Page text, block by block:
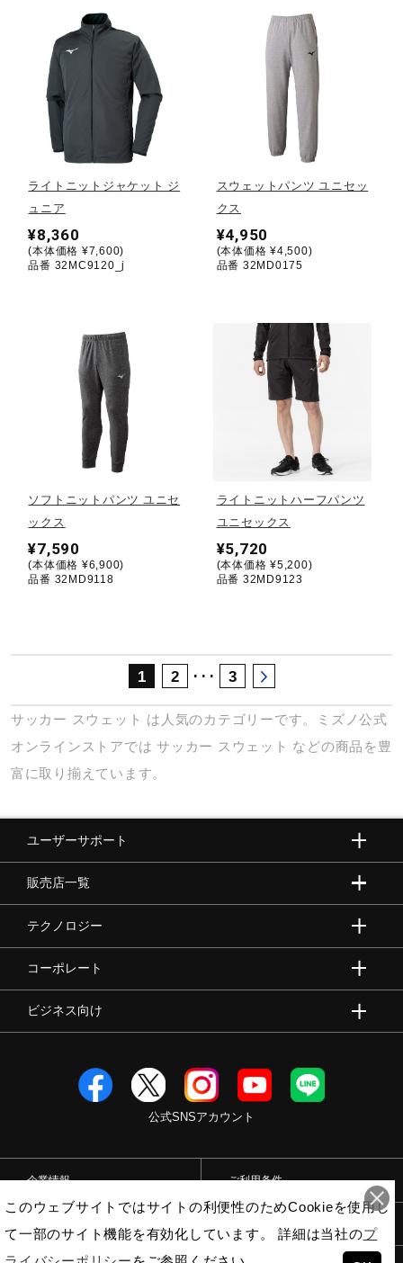
サポーター
健康／エクササイズ
ジュニア／キッズ
コラボ／ライセンス
セール
その他
サポート
ライトニットジャケット ジ
ュニア
¥8,360
(本体価格 ¥7,600)
品番 32MC9120_j
スウェットパンツ ユニセッ
クス
¥4,950
(本体価格 ¥4,500)
品番 32MD0175
ソフトニットパンツ ユニセ
ックス
¥7,590
(本体価格 ¥6,900)
品番 32MD9118
ライトニットハーフパンツ
ユニセックス
¥5,720
(本体価格 ¥5,200)
品番 32MD9123
1 2 ･･･ 3
サッカー スウェット は人気のカテゴリーです。ミズノ公式
オンラインストアでは サッカー スウェット などの商品を豊
富に取り揃えています。
ユーザーサポート
販売店一覧
テクノロジー
コーポレート
ビジネス向け
公式SNSアカウント
企業情報 ご利用条件
このウェブサイトではサイトの利便性のためCookieを使用し
て一部のサイト機能を有効化しています。 詳細は当社のプ